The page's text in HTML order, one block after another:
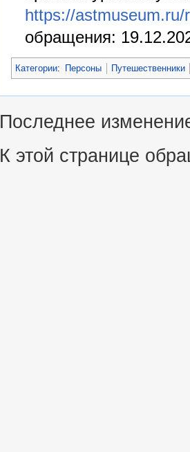
https://
обращения:
Категории: Персоны Путешественники
Последнее
К этой странице